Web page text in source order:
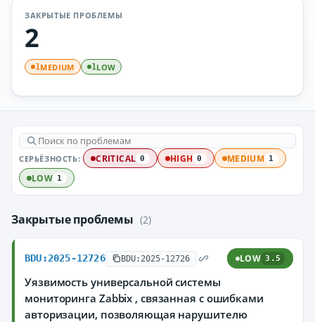
ЗАКРЫТЫЕ ПРОБЛЕМЫ
2
1MEDIUM 1LOW
СЕРЬЁЗНОСТЬ: CRITICAL 0 HIGH 0 MEDIUM 1
LOW 1
Закрытые проблемы (2)
BDU:2025-12726 BDU:2025-12726 LOW 3.5
Уязвимость универсальной системы
мониторинга Zabbix , связанная с ошибками
авторизации, позволяющая нарушителю